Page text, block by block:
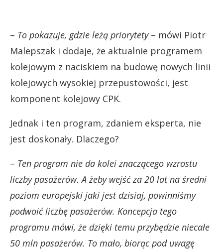
– To pokazuje, gdzie leżą priorytety– mówi Piotr
Malepszak i dodaje, że aktualnie programem
kolejowym z naciskiem na budowę nowych linii
kolejowych wysokiej przepustowości, jest
komponent kolejowy CPK.
Jednak i ten program, zdaniem eksperta, nie
jest doskonały. Dlaczego?
– Ten program nie da kolei znaczącego wzrostu
liczby pasażerów. A żeby wejść za 20 lat na średni
poziom europejski jaki jest dzisiaj, powinniśmy
podwoić liczbę pasażerów. Koncepcja tego
programu mówi, że dzięki temu przybędzie niecałe
50 mln pasażerów. To mało, biorąc pod uwagę